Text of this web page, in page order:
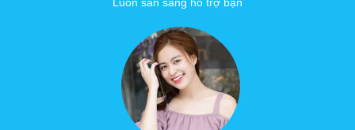
Luôn sẵn sàng hỗ trợ bạn